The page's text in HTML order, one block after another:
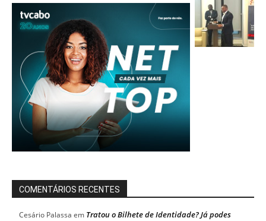
COMENTÁRIOS RECENTES
Cesário Palassa em Tratou o Bilhete de Identidade? Já podes